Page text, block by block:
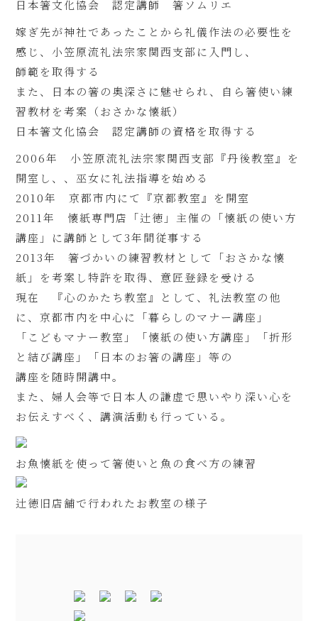
日本箸文化協会 認定講師 箸ソムリエ
嫁ぎ先が神社であったことから礼儀作法の必要性を
感じ、小笠原流礼法宗家関西支部に入門し、
師範を取得する
また、日本の箸の奥深さに魅せられ、自ら箸使い練
習教材を考案（おさかな懐紙）
日本箸文化協会 認定講師の資格を取得する
2006年 小笠原流礼法宗家関西支部『丹後教室』を
開室し、、巫女に礼法指導を始める
2010年 京都市内にて『京都教室』を開室
2011年 懐紙専門店「辻徳」主催の「懐紙の使い方
講座」に講師として3年間従事する
2013年 箸づかいの練習教材として「おさかな懐
紙」を考案し特許を取得、意匠登録を受ける
現在 『心のかたち教室』として、礼法教室の他
に、京都市内を中心に「暮らしのマナー講座」
「こどもマナー教室」「懐紙の使い方講座」「折形
と結び講座」「日本のお箸の講座」等の
講座を随時開講中。
また、婦人会等で日本人の謙虚で思いやり深い心を
お伝えすべく、講演活動も行っている。
お魚懐紙を使って箸使いと魚の食べ方の練習
辻徳旧店舗で行われたお教室の様子